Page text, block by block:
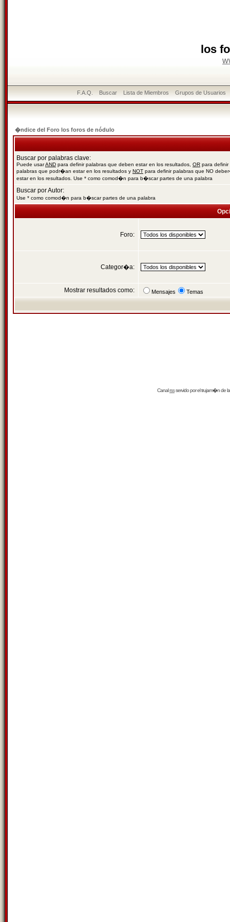
los
F.A.Q. Buscar Lista de Miembros Grupos de Usuarios
�ndice del Foro los foros de nódulo
Buscar por palabras clave:
Puede usarAND para definir palabras que deben estar en los resultados, OR para definir
palabras que podr�an estar en los resultados y NOT para definir palabras que NO
estar en los resultados. Use * como comod�n para b�scar partes de una palabra
Buscar por Autor:
Use * como comod�n para b�scar partes de una palabra
Foro:
Categor�a:
Mostrar resultados como: Mensajes Temas
Canalrssservido por eltrujam�nde